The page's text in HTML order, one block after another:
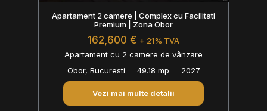
Apartament 2 camere | Complex cu Facilitati
Premium | Zona Obor
162,600 € + 21% TVA
Apartament cu 2 camere de vânzare
Obor, Bucuresti
49.18 mp 2027
Vezi mai multe detalii